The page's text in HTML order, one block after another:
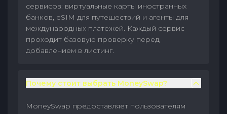
сервисов: виртуальные карты иностранных
банков, eSIM для путешествий и агенты для
международных платежей. Каждый сервис
проходит базовую проверку перед
добавлением в листинг.
Почему стоит выбрать MoneySwap?
MoneySwap предоставляет пользователям